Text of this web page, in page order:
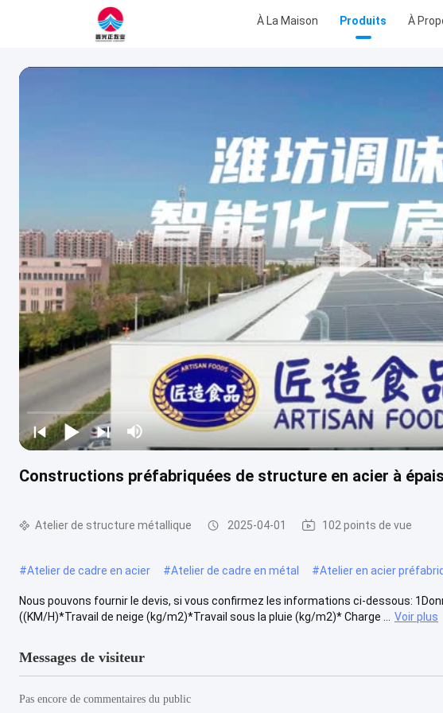
À La Maison Produits À
Constructions préfabriquées de structure en acier à
Atelier de structure métallique 2025-04-01 102 points de vue
#Atelier de cadre en acier #Atelier de cadre en métal #Atelier en acier
Nous pouvons fournir le devis, si vous confirmez les informations ci-dessous:
((KM/H)*Travail de neige (kg/m2)*Travail sous la pluie (kg/m2)* Charge ...
Voir plus
Messages de visiteur
Pas encore de commentaires du public